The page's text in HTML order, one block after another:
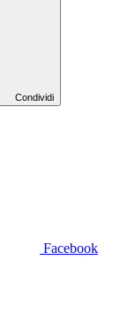
Condividi
Facebook